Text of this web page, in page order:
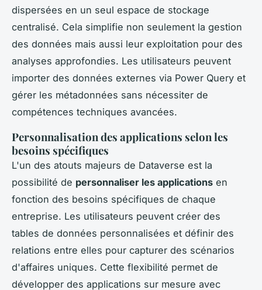
dispersées en un seul espace de stockage
centralisé. Cela simplifie non seulement la gestion
des données mais aussi leur exploitation pour des
analyses approfondies. Les utilisateurs peuvent
importer des données externes via Power Query et
gérer les métadonnées sans nécessiter de
compétences techniques avancées.
Personnalisation des applications selon les
besoins spécifiques
L'un des atouts majeurs de Dataverse est la
possibilité de personnaliser les applications en
fonction des besoins spécifiques de chaque
entreprise. Les utilisateurs peuvent créer des
tables de données personnalisées et définir des
relations entre elles pour capturer des scénarios
d'affaires uniques. Cette flexibilité permet de
développer des applications sur mesure avec